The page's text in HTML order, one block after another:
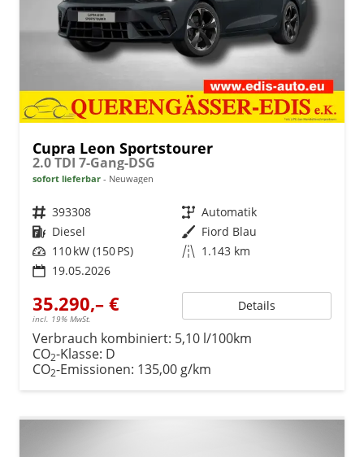
Cupra Leon Sportstourer
2.0 TDI 7-Gang-DSG
sofort lieferbar Neuwagen
Fahrzeugnr. 393308 Getriebe Automatik
Kraftstoff Diesel Außenfarbe Fiord Blau
Leistung 110 kW (150 PS) Kilometerstand 1.143 km
19.05.2026
35.290,– €
incl. 19% MwSt.
Details
Verbrauch kombiniert: 5,10 l/100km
CO2-Klasse: D
CO2-Emissionen: 135,00 g/km